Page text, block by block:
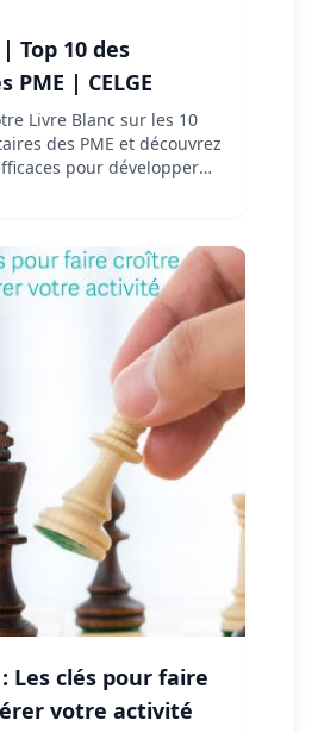
Top 10 des
PME | CELGE
Livre Blanc sur les 10
des PME et découvrez
pour développer
Les clés pour faire
votre activité